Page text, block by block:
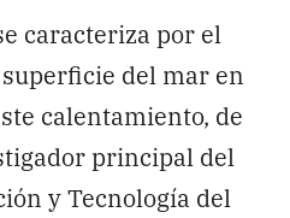
caracteriza por el
del mar en
calentamiento, de
principal del
y Tecnología del